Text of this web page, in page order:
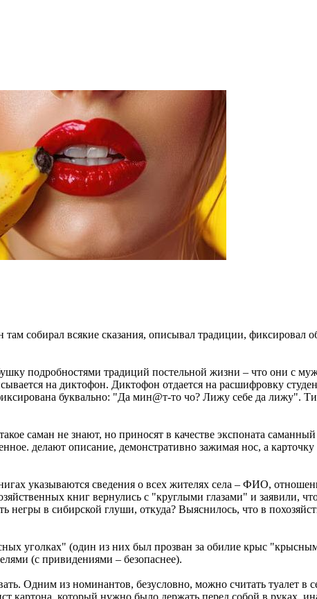
собирал всякие сказания, описывал традиции, фиксировал
подробностями традиций постельной жизни – что они с
на диктофон. Диктофон отдается на расшифровку
буквально: "Да мин@т-то чо? Лижу себе да лижу".
саман не знают, но приносят в качестве экспоната
делают описание, демонстративно зажимая нос, а
указываются сведения о всех жителях села – ФИО,
книг вернулись с "круглыми глазами" и заявили,
в сибирской глуши, откуда? Выяснилось, что в
уголках" (один из них был прозван за обилие крыс
(с привидениями – безопаснее).
Одним из номинантов, безусловно, можно считать туалет в